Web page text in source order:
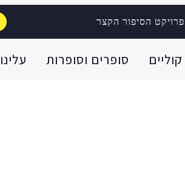
פרויקט הסיפור הקצר
סופרים וסופרות עלינו